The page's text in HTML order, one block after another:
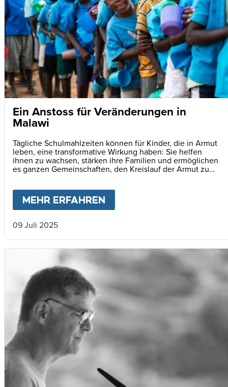
Ein Anstoss für Veränderungen in
Malawi
Tägliche Schulmahlzeiten können für Kinder, die in Armut
leben, eine transformative Wirkung haben: Sie helfen
ihnen zu wachsen, stärken ihre Familien und ermöglichen
es ganzen Gemeinschaften, den Kreislauf der Armut zu
MEHR ERFAHREN
09 Juli 2025